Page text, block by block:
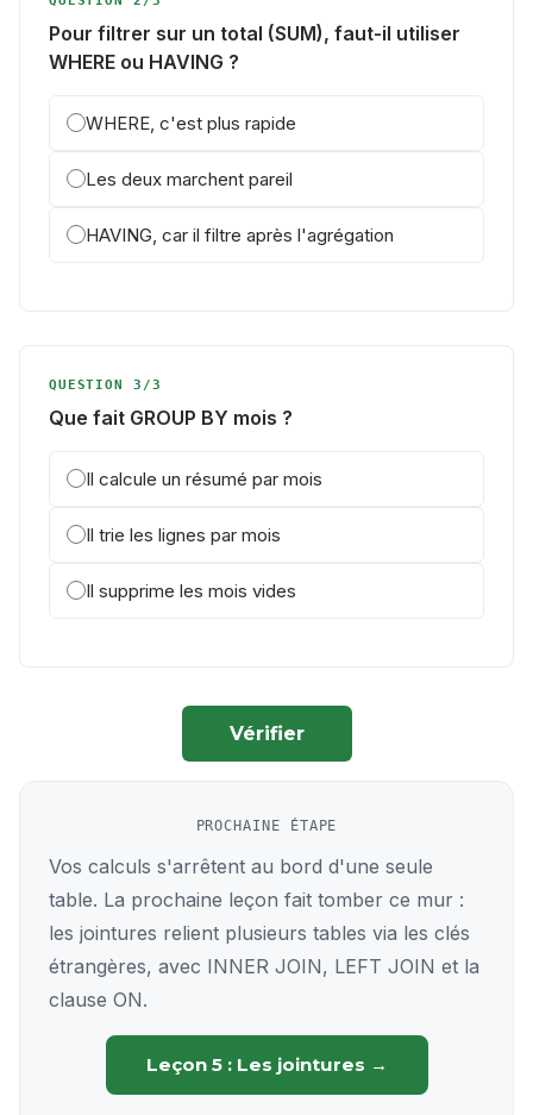
Pour filtrer sur un total (SUM), faut-il utiliser
WHERE ou HAVING ?
WHERE, c'est plus rapide
Les deux marchent pareil
HAVING, car il filtre après l'agrégation
QUESTION 3/3
Que fait GROUP BY mois ?
Il calcule un résumé par mois
Il trie les lignes par mois
Il supprime les mois vides
Vérifier
PROCHAINE ÉTAPE
Vos calculs s'arrêtent au bord d'une seule
table. La prochaine leçon fait tomber ce mur :
les jointures relient plusieurs tables via les clés
étrangères, avec INNER JOIN, LEFT JOIN et la
clause ON.
Leçon 5 : Les jointures →